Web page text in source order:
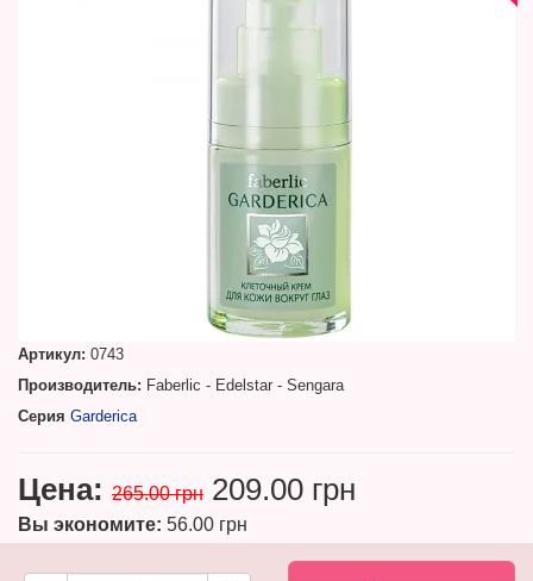
Артикул: 0743
Производитель: Faberlic - Edelstar - Sengara
Серия Garderica
Цена: 265.00 грн 209.00 грн
Вы экономите: 56.00 грн